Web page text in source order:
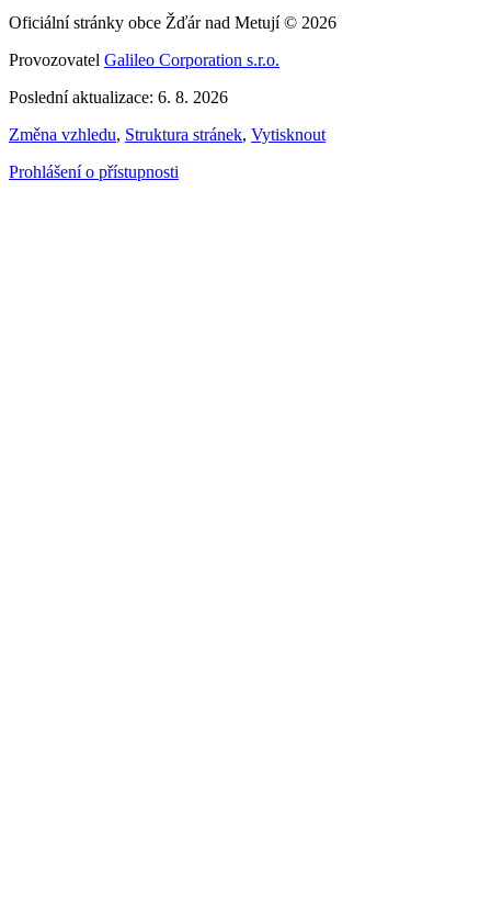
Oficiální stránky obce Žďár nad Metují © 2026
Provozovatel Galileo Corporation s.r.o.
Poslední aktualizace: 6. 8. 2026
Změna vzhledu, Struktura stránek, Vytisknout
Prohlášení o přístupnosti